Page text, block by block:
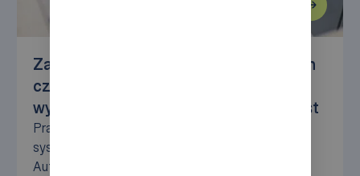
Zautomatyzowana logistyka drobnych
części umożliwia zarządzanie
wyjątkowymi sytuacjami – Praxisdienst
Praxisdienst zabezpiecza dostawy istotnych dla
systemu produktów za pomocą systemu
AutoStore firmy AM-Automation